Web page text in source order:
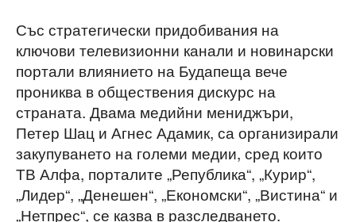
Със стратегически придобивания на
ключови телевизионни канали и новинарски
портали влиянието на Будапеща вече
прониква в обществения дискурс на
страната. Двама медийни мениджъри,
Петер Шац и Агнес Адамик, са организирали
закупуването на големи медии, сред които
ТВ Алфа, порталите „Република“, „Курир“,
„Лидер“, „Денешен“, „Економски“, „Вистина“ и
„Нетпрес“, се казва в разследването.